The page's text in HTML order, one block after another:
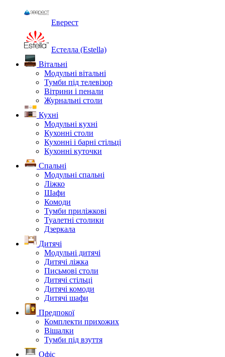
Еверест
Естелла (Estella)
Вітальні
Модульні вітальні
Тумби під телевізор
Вітрини і пенали
Журнальні столи
Кухні
Модульні кухні
Кухонні столи
Кухонні і барні стільці
Кухонні куточки
Спальні
Модульні спальні
Ліжко
Шафи
Комоди
Тумби приліжкові
Туалетні столики
Дзеркала
Дитячі
Модульні дитячі
Дитячі ліжка
Письмові столи
Дитячі стільці
Дитячі комоди
Дитячі шафи
Предпокої
Комплекти прихожих
Вішалки
Тумби під взуття
Офіс